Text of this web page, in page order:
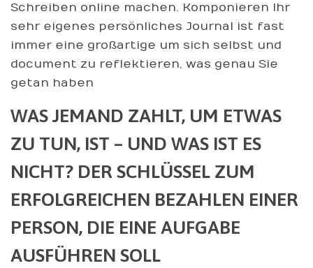
Schreiben online machen. Komponieren Ihr
sehr eigenes persönliches Journal ist fast
immer eine großartige um sich selbst und
document zu reflektieren, was genau Sie
getan haben
WAS JEMAND ZAHLT, UM ETWAS
ZU TUN, IST – UND WAS IST ES
NICHT? DER SCHLÜSSEL ZUM
ERFOLGREICHEN BEZAHLEN EINER
PERSON, DIE EINE AUFGABE
AUSFÜHREN SOLL